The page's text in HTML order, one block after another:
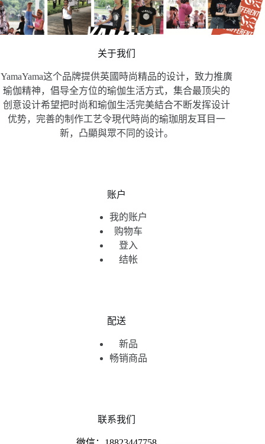
关于我们
YamaYama这个品牌提供英國時尚精品的设计，致力推廣
瑜伽精神，倡导全方位的瑜伽生活方式，集合最顶尖的
创意设计希望把时尚和瑜伽生活完美結合不断发挥设计
优势，完善的制作工艺令現代時尚的瑜珈朋友耳目一
新，凸顯與眾不同的设计。
账户
我的账户
购物车
登入
结帐
配送
新品
畅销商品
联系我们